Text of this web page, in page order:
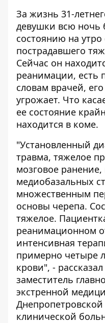
За жизнь 31-
девушки всю ночь
состоянию на утро
пострадавшего
Сейчас он
реанимации, есть
словам врачей,
угрожает. Что
ее состояние
находится в коме.
"Установленный
травма, тяжелое
мозговое
медиобазальных
множественным
основы черепа.
тяжелое.
реанимационном
интенсивная
примерно четыре
крови", -
заместитель
экстренной
Днепропетровской
клинической